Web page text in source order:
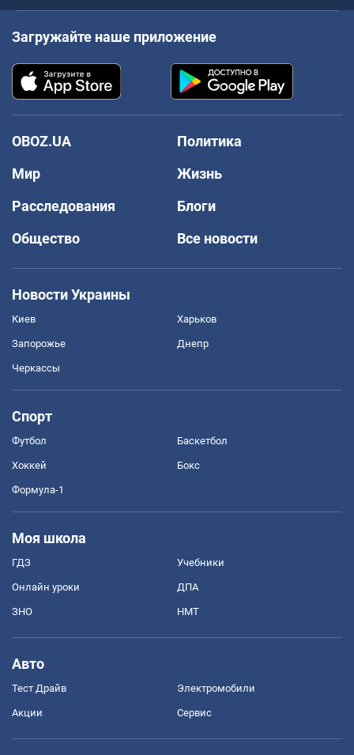
Загружайте наше приложение
OBOZ.UA
Политика
Мир
Жизнь
Расследования
Блоги
Общество
Все новости
Новости Украины
Киев Харьков
Запорожье Днепр
Черкассы
Спорт
Футбол Баскетбол
Хоккей Бокс
Формула-1
Моя школа
ГДЗ Учебники
Онлайн уроки ДПА
ЗНО НМТ
Авто
Тест Драйв Электромобили
Акции Сервис